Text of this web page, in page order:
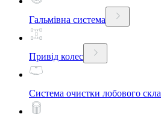
Гальмівна система
Привід колес
Система очистки лобового скла